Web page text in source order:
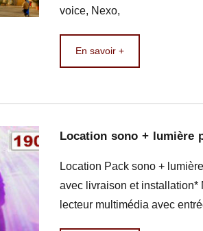
voice, Nexo,
En savoir +
Location sono + lumière
Location Pack sono +
avec livraison et installation*
lecteur multimédia avec